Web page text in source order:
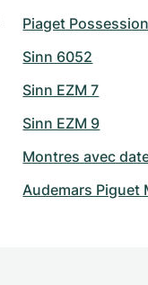
Piaget Possession
Sinn 6052
Sinn EZM 7
Sinn EZM 9
Montres avec
Audemars Piguet